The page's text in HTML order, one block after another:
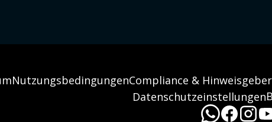
NutzungsbedingungenCompliance &
Datenschutzeinstellungen